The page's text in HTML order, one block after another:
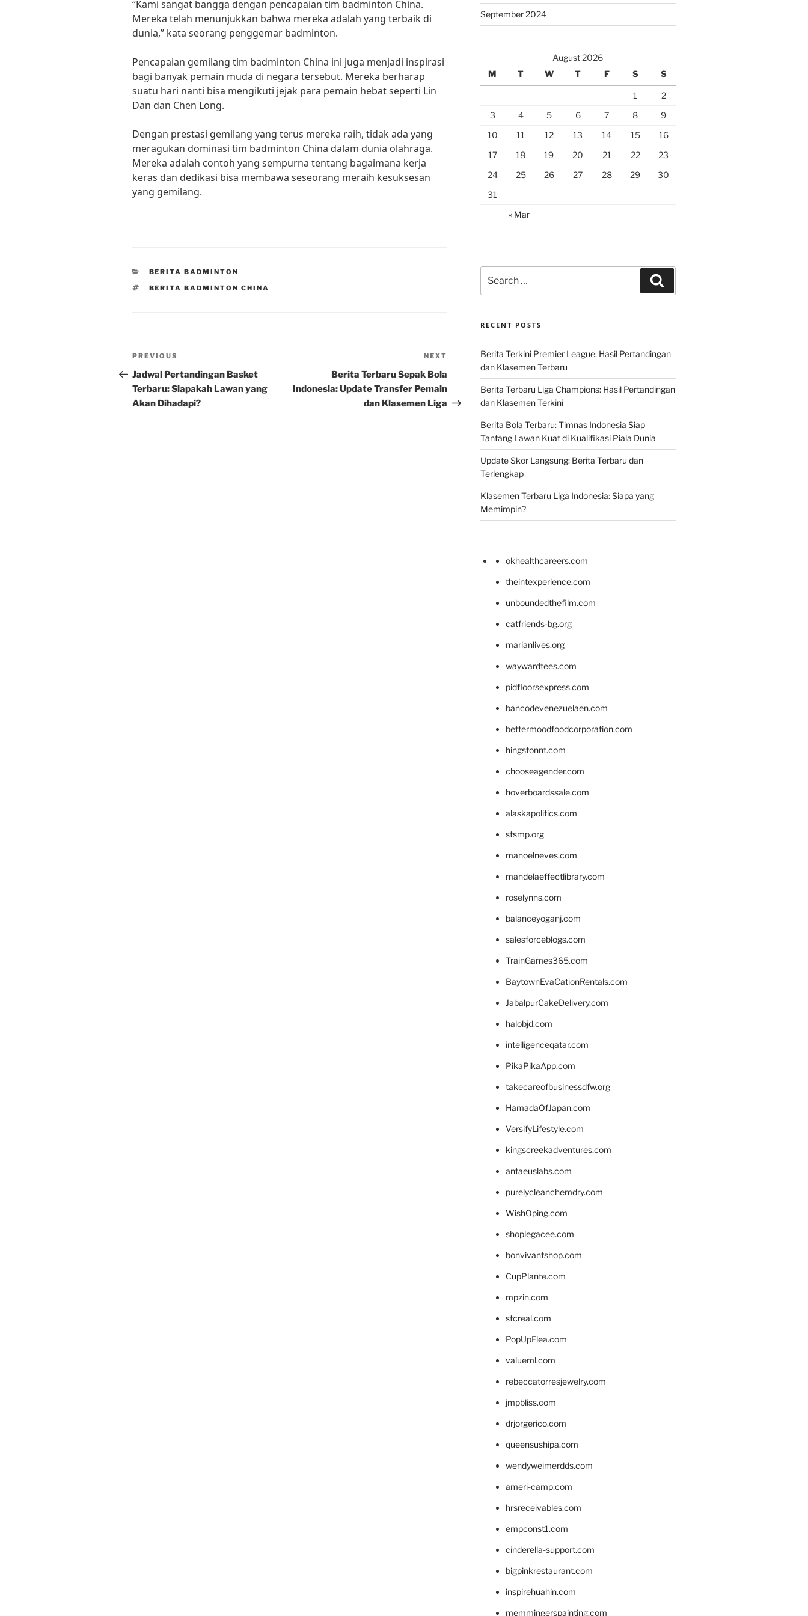
“Kami sangat bangga dengan pencapaian tim badminton China.
Mereka telah menunjukkan bahwa mereka adalah yang terbaik di
dunia,” kata seorang penggemar badminton.
Pencapaian gemilang tim badminton China ini juga menjadi inspirasi
bagi banyak pemain muda di negara tersebut. Mereka berharap
suatu hari nanti bisa mengikuti jejak para pemain hebat seperti Lin
Dan dan Chen Long.
Dengan prestasi gemilang yang terus mereka raih, tidak ada yang
meragukan dominasi tim badminton China dalam dunia olahraga.
Mereka adalah contoh yang sempurna tentang bagaimana kerja
keras dan dedikasi bisa membawa seseorang meraih kesuksesan
yang gemilang.
CATEGORIES
BERITA BADMINTON
TAGS
BERITA BADMINTON CHINA
Post
navigation
Previous
Post
PREVIOUS
Jadwal Pertandingan Basket
Terbaru: Siapakah Lawan yang
Akan Dihadapi?
NEXT
Berita Terbaru Sepak Bola
Indonesia: Update Transfer Pemain
dan Klasemen Liga
September 2024
August 2026
M
T W T F S S
1
2
3
4 5 6 7 8
9
10
11 12 13 14 15
16
17
18 19 20 21 22
23
24
25 26 27 28 29
30
31
« Mar
for:
RECENT POSTS
Berita Terkini Premier League: Hasil Pertandingan
dan Klasemen Terbaru
Berita Terbaru Liga Champions: Hasil Pertandingan
dan Klasemen Terkini
Berita Bola Terbaru: Timnas Indonesia Siap
Tantang Lawan Kuat di Kualifikasi Piala Dunia
Update Skor Langsung: Berita Terbaru dan
Terlengkap
Klasemen Terbaru Liga Indonesia: Siapa yang
Memimpin?
okhealthcareers.com
theintexperience.com
unboundedthefilm.com
catfriends-bg.org
marianlives.org
waywardtees.com
pidfloorsexpress.com
bancodevenezuelaen.com
bettermoodfoodcorporation.com
hingstonnt.com
chooseagender.com
hoverboardssale.com
alaskapolitics.com
stsmp.org
manoelneves.com
mandelaeffectlibrary.com
roselynns.com
balanceyoganj.com
salesforceblogs.com
TrainGames365.com
BaytownEvaCationRentals.com
JabalpurCakeDelivery.com
halobjd.com
intelligenceqatar.com
PikaPikaApp.com
takecareofbusinessdfw.org
HamadaOfJapan.com
VersifyLifestyle.com
kingscreekadventures.com
antaeuslabs.com
purelycleanchemdry.com
WishOping.com
shoplegacee.com
bonvivantshop.com
CupPlante.com
mpzin.com
stcreal.com
PopUpFlea.com
valueml.com
rebeccatorresjewelry.com
jmpbliss.com
drjorgerico.com
queensushipa.com
wendyweimerdds.com
ameri-camp.com
hrsreceivables.com
empconst1.com
cinderella-support.com
bigpinkrestaurant.com
inspirehuahin.com
memmingerspainting.com